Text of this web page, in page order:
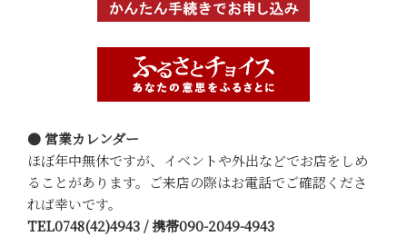
● 営業カレンダー
ほぼ年中無休ですが、イベントや外出などでお店をしめ
ることがあります。ご来店の際はお電話でご確認くださ
れば幸いです。
TEL0748(42)4943 / 携帯090-2049-4943